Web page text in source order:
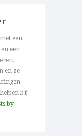
een
een
en ze
bij
by